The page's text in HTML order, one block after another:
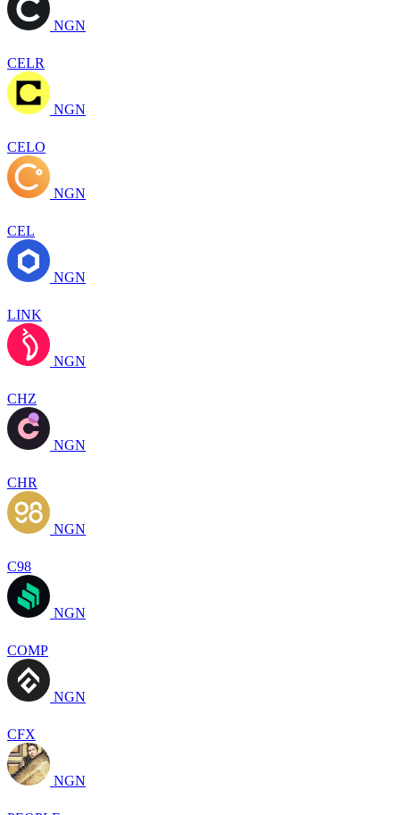
NGN
CELR
NGN
CELO
NGN
CEL
NGN
LINK
NGN
CHZ
NGN
CHR
NGN
C98
NGN
COMP
NGN
CFX
NGN